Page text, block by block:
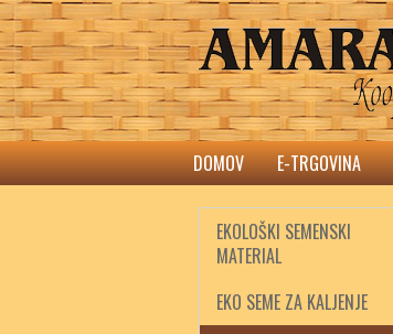
DOMOV E-TRGOVINA
EKOLOŠKI SEMENSKI
MATERIAL
EKO SEME ZA KALJENJE